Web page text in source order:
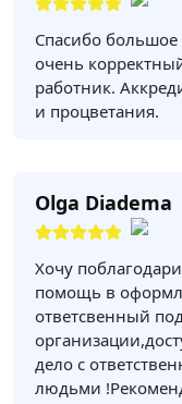
Спасибо
очень
работник.
и процветания.
Olga Diadema
Хочу
помощь в
ответсвенный
дело с
людьми